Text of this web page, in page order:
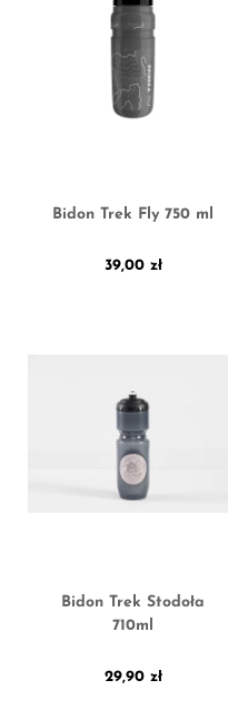
Bidon Trek Fly 750 ml
39,00 zł
Bidon Trek Stodoła
710ml
29,90 zł